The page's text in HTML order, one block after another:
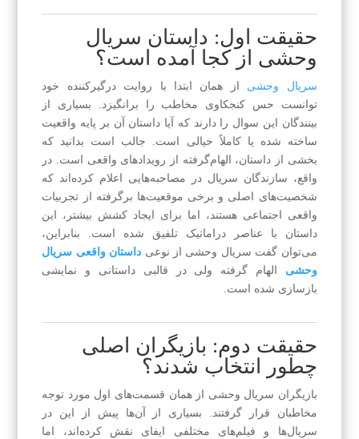
حقیقت اول: داستان سریال
وحشی از کجا آمده است؟
سریال وحشی از همان ابتدا با روایت درگیرکننده خود
توانست حس کنجکاوی مخاطب را برانگیزد. بسیاری از
بینندگان این سوال را دارند که آیا داستان آن بر پایه واقعیت
ساخته شده یا کاملاً خیالی است. جالب است بدانید که
بخشی از داستان، الهام‌گرفته از رویدادهای واقعی است. در
واقع، سازندگان سریال در مصاحبه‌هایی اعلام کرده‌اند که
شخصیت‌های اصلی و برخی موقعیت‌ها برگرفته از تجربیات
واقعی اجتماعی هستند، اما برای ایجاد کشش بیشتر، این
داستان با عناصر دراماتیک تلفیق شده است. بنابراین،
می‌توان گفت سریال وحشی از نوعی داستان واقعی سریال
وحشی الهام گرفته ولی در قالبی داستانی و نمایشی
بازسازی شده است.
حقیقت دوم: بازیگران اصلی
چطور انتخاب شدند؟
بازیگران سریال وحشی از همان قسمت‌های اول مورد توجه
مخاطبان قرار گرفتند. بسیاری از آن‌ها پیش از این در
سریال‌ها و فیلم‌های مختلفی ایفای نقش کرده‌اند، اما